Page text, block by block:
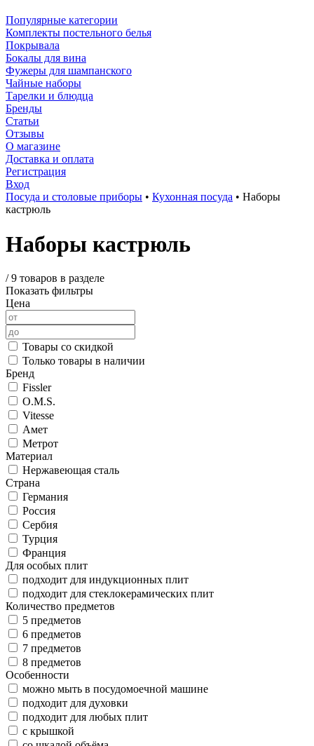
Популярные категории
Комплекты постельного белья
Покрывала
Бокалы для вина
Фужеры для шампанского
Чайные наборы
Тарелки и блюдца
Бренды
Статьи
Отзывы
О магазине
Доставка и оплата
Регистрация
Вход
Посуда и столовые приборы • Кухонная посуда • Наборы
кастрюль
Наборы кастрюль
/9 товаров в разделе
Показать фильтры
Цена
Товары со скидкой
Только товары в наличии
Бренд
Fissler
O.M.S.
Vitesse
Амет
Метрот
Материал
Нержавеющая сталь
Страна
Германия
Россия
Сербия
Турция
Франция
Для особых плит
подходит для индукционных плит
подходит для стеклокерамических плит
Количество предметов
5 предметов
6 предметов
7 предметов
8 предметов
Особенности
можно мыть в посудомоечной машине
подходит для духовки
подходит для любых плит
с крышкой